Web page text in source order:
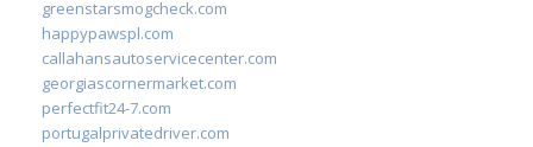
greenstarsmogcheck.com
happypawspl.com
callahansautoservicecenter.com
georgiascornermarket.com
perfectfit24-7.com
portugalprivatedriver.com